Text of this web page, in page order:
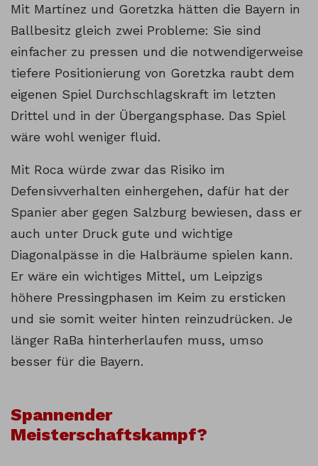
Mit Martínez und Goretzka hätten die Bayern in
Ballbesitz gleich zwei Probleme: Sie sind
einfacher zu pressen und die notwendigerweise
tiefere Positionierung von Goretzka raubt dem
eigenen Spiel Durchschlagskraft im letzten
Drittel und in der Übergangsphase. Das Spiel
wäre wohl weniger fluid.
Mit Roca würde zwar das Risiko im
Defensivverhalten einhergehen, dafür hat der
Spanier aber gegen Salzburg bewiesen, dass er
auch unter Druck gute und wichtige
Diagonalpässe in die Halbräume spielen kann.
Er wäre ein wichtiges Mittel, um Leipzigs
höhere Pressingphasen im Keim zu ersticken
und sie somit weiter hinten reinzudrücken. Je
länger RaBa hinterherlaufen muss, umso
besser für die Bayern.
Spannender
Meisterschaftskampf?